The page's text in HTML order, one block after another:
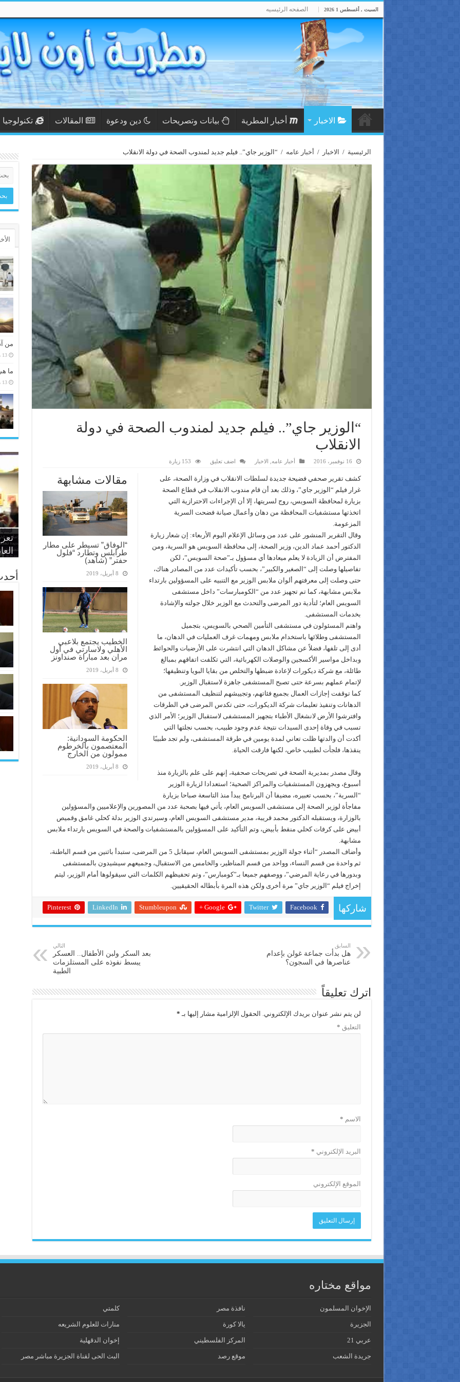
السبت , أغسطس 1 2026 الصفحه الرئيسيه
الاخبار أخبار المطرية بيانات وتصريحات دين ودعوة المقالات تكنولوجيا
الرئيسية / الاخبار / أخبار عامه / “الوزير جاي”.. فيلم جديد لمندوب الصحة في دولة الانقلاب
“الوزير جاي”.. فيلم جديد لمندوب الصحة في دولة
الانقلاب
16 نوفمبر، 2016 أخبار عامه الاخبار اضف تعليق 153 زيارة
مقالات مشابهة
“الوفاق” تسيطر على مطار
طرابلس وتطارد “فلول
حفتر” (شاهد)
8 أبريل، 2019
الخطيب يجتمع بلاعبي
الأهلي ولاسارتي في أول
مران بعد مباراة صنداونز
8 أبريل، 2019
الحكومة السودانية:
المعتصمون بالخرطوم
ممولون من الخارج
8 أبريل، 2019
كشف تقرير صحفي فضيحة جديدة لسلطات الانقلاب في وزارة الصحة، على
غرار فيلم “الوزير جاي”، وذلك بعد أن قام مندوب الانقلاب في قطاع الصحة
بزيارة لمحافظة السويس، روج لسريتها، إلا أن الإجراءات الاحترازية التي
اتخذتها مستشفيات المحافظة من دهان وأعمال صيانة فضحت السرية
المزعومة.
وقال التقرير المنشور على عدد من وسائل الإعلام اليوم الأربعاء: إن شعار زيارة
الدكتور أحمد عماد الدين، وزير الصحة، إلى محافظة السويس هو السرية، ومن
المفترض أن الزيادة لا يعلم ميعادها أي مسؤول بـ”صحة السويس”، لكن
تفاصيلها وصلت إلى “الصغير والكبير”، بحسب تأكيدات عدد من المصادر هناك،
حتى وصلت إلى معرفتهم ألوان ملابس الوزير مع التنبيه على المسؤولين بارتداء
ملابس مشابهة، كما تم تجهيز عدد من “الكومبارسات” داخل مستشفى
السويس العام؛ لتأدية دور المرضى والتحدث مع الوزير خلال جولته والإشادة
بخدمات المستشفى.
واهتم المسئولون في مستشفى التأمين الصحي بالسويس، بتجميل
المستشفى وطلائها باستخدام ملابس ومهمات غرف العمليات في الدهان، ما
أدى إلى تلفها، فضلاً عن مشاكل الدهان التي انتشرت على الأرضيات والحوائط
وبداخل مواسير الأكسجين والوصلات الكهربائية، التي تكلفت اتفاقهم بمبالغ
طائلة، مع شركة ديكورات لإعادة ضبطها والتخلص من بقايا البويا وتنظيفها؛
لإتمام عملهم بسرعة حتى تصبح المستشفى جاهزة لاستقبال الوزير.
كما توقفت إجازات العمال بجميع فئاتهم، وتجييشهم لتنظيف المستشفى من
الدهانات وتنفيذ تعليمات شركة الديكورات، حتى تكدس المرضى في الطرقات
وافترشوا الأرض لانشغال الأطباء بتجهيز المستشفى لاستقبال الوزير؛ الأمر الذي
تسبب في وفاة إحدى السيدات نتيجة عدم وجود طبيب، بحسب نجلتها التي
أكدت أن والدتها ظلت تعاني لمدة يومين في طرقة المستشفى، ولم تجد طبيبًا
ينقذها، فلجأت لطبيب خاص، لكنها فارقت الحياة.
وقال مصدر بمديرية الصحة في تصريحات صحفية، إنهم على علم بالزيارة منذ
أسبوع، ويجهزون المستشفيات والمراكز الصحية؛ استعدادا لزيارة الوزير
“السرية”، بحسب تعبيره، مضيفا أن البرنامج يبدأ منذ التاسعة صباحا بزيارة
مفاجأة لوزير الصحة إلى مستشفى السويس العام، يأتي فيها بصحبة عدد من المصورين والإعلاميين والمسؤولين
بالوزارة، ويستقبله الدكتور محمد قريبة، مدير مستشفى السويس العام، وسيرتدي الوزير بدلة كحلي غامق وقميص
أبيض على كرفات كحلي منقط بأبيض، وتم التأكيد على المسؤولين بالمستشفيات والصحة في السويس بارتداء ملابس
مشابهة.
وأضاف المصدر “أثناء جولة الوزير بمستشفى السويس العام، سيقابل 5 من المرضى، ستبدأ باثنين من قسم الباطنة،
ثم واحدة من قسم النساء، وواحد من قسم المناظير، والخامس من الاستقبال، وجميعهم سيشيدون بالمستشفى
وبدورها في رعاية المرضي”، ووصفهم جميعا بـ”كومبارس”، وتم تحفيظهم الكلمات التي سيقولوها أمام الوزير، ليتم
إخراج فيلم “الوزير جاي” مرة أخرى ولكن هذه المرة بأبطاله الحقيقيين.
شاركها Facebook
Twitter
Google +
Stumbleupon
LinkedIn
Pinterest
السابق
هل بدأت جماعة غولن بإعدام
عناصرها في السجون؟
التالي
بعد السكر ولبن الأطفال.. العسكر
يبسط نفوذه على المستلزمات
الطبية
اترك تعليقاً
لن يتم نشر عنوان بريدك الإلكتروني. الحقول الإلزامية مشار إليها بـ *
التعليق *
الاسم *
البريد الإلكتروني *
الموقع الإلكتروني
من
13 مارس، 2026
ما
13 مارس، 2026
مواقع مختاره
الإخوان المسلمون نافذة مصر كلمتي
الجزيرة يالا كورة منارات للعلوم الشريعه
عربي 21 المركز الفلسطيني إخوان الدقهلية
جريدة الشعب موقع رصد البث الحى لقناة الجزيرة مباشر مصر